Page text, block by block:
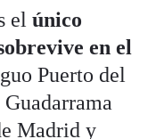
el único
en el
Puerto del
Madrid y